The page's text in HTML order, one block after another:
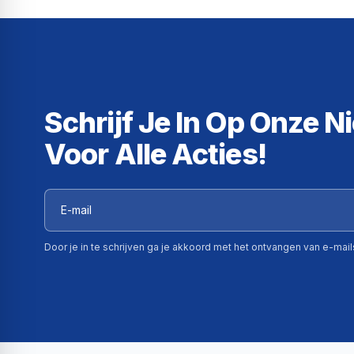
Ovenspanning 230V
Schrijf Je In Op Onze
Voor Alle Acties!
Door je in te schrijven ga je akkoord met het ontvangen van e-